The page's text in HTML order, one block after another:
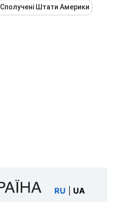
Сполучені Штати Америки
RU UA